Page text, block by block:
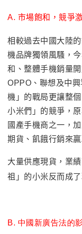
A. 市場飽和 ， 競爭
相較過去中國大陸
機品牌獨領風騷 ，
和 、 整體手機銷量
OPPO、聯想及中
機 」 的戰局更讓整
小米們 」 的競爭，
國產手機商之一，
期貨、飢餓行銷來贏
大量供應現貨 ， 業
祖」的小米反而成
B. 中國新廣告法的